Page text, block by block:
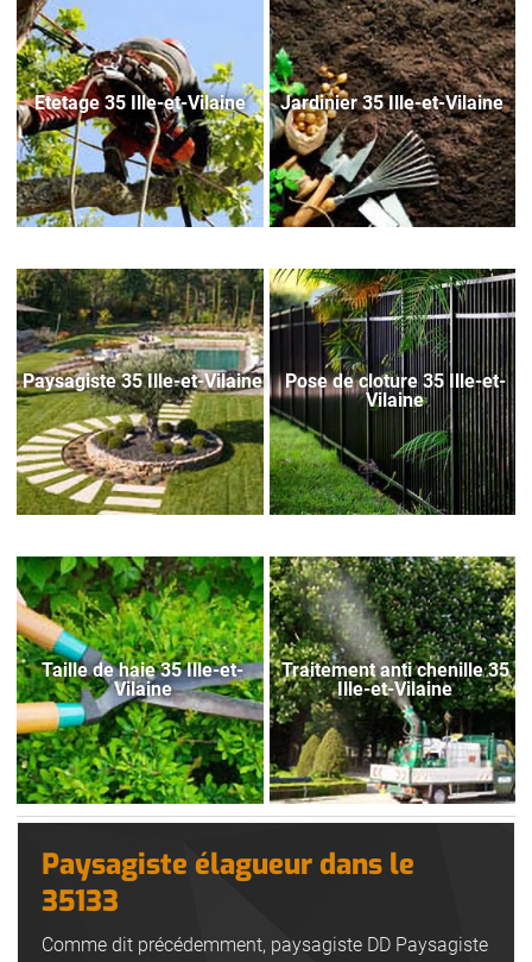
Etetage 35 Ille-et-Vilaine Jardinier 35 Ille-et-Vilaine
Paysagiste 35 Ille-et-Vilaine
Pose de cloture 35 Ille-et-
Vilaine
Taille de haie 35 Ille-et-
Vilaine
Traitement anti chenille 35
Ille-et-Vilaine
Paysagiste élagueur dans le
35133
Comme dit précédemment, paysagiste DD Paysagiste